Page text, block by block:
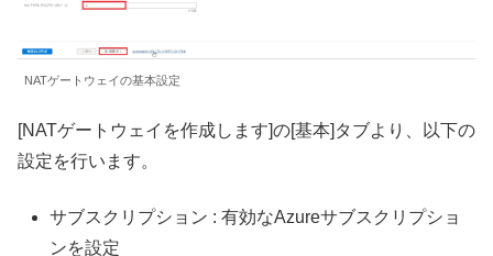
NATゲートウェイの基本設定
[NATゲートウェイを作成します]の[基本]タブより、以下の
設定を行います。
サブスクリプション : 有効なAzureサブスクリプショ
ンを設定